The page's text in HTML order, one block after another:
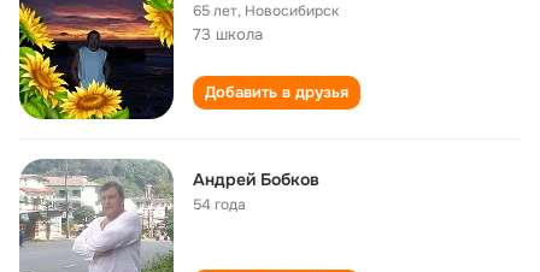
65 лет, Новосибирск
73 школа
Добавить в друзья
Андрей Бобков
54 года